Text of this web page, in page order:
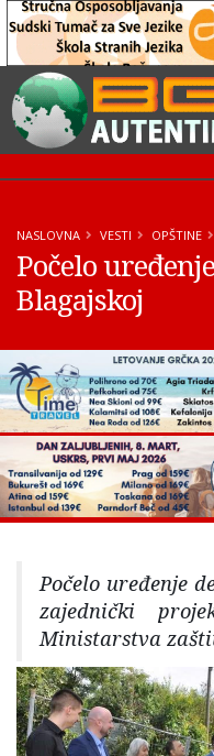
NASLOVNA VESTI OPŠTINE
Počelo
Blagajskoj
Počelo uređenje
zajednički
Ministarstva